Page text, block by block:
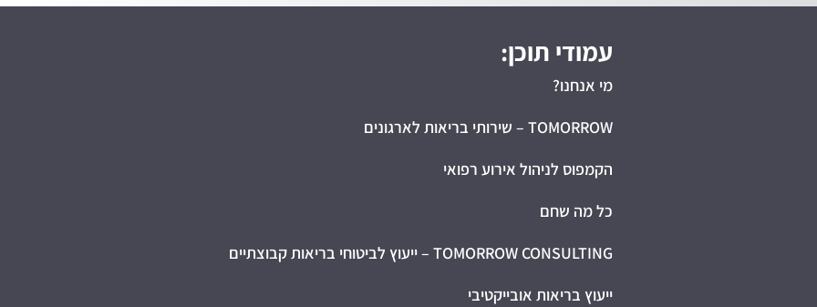
עמודי תוכן:
מי אנחנו?
TOMORROW – שירותי בריאות לארגונים
הקמפוס לניהול אירוע רפואי
כל מה שחם
TOMORROW CONSULTING – ייעוץ לביטוחי בריאות קבוצתיים
ייעוץ בריאות אובייקטיבי